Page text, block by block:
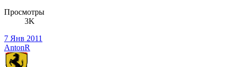
Просмотры
3K
7 Янв 2011
AntonR